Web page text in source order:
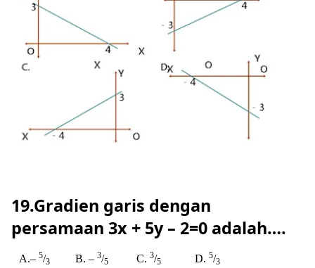
19.Gradien garis dengan
persamaan 3x + 5y – 2=0 adalah….
A.– 5/3 B. – 3/5 C. 3/5 D. 5/3